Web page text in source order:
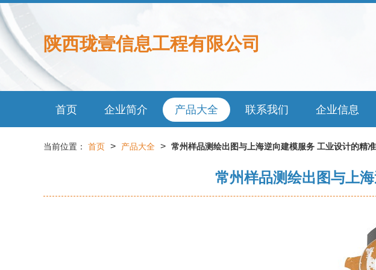
陕西珑壹信息工程有限公司
首页 企业简介 产品大全 联系我们 企业信息
当前位置： 首页 > 产品大全 > 常州样品测绘出图与上海逆向建模服务 工业设计的精
常州样品测绘出图与上